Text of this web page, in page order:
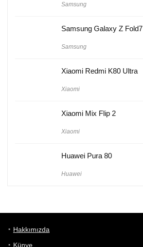
Samsung
Samsung Galaxy Z Fold7
Samsung
Xiaomi Redmi K80 Ultra
Xiaomi
Xiaomi Mix Flip 2
Xiaomi
Huawei Pura 80
Huawei
Hakkımızda
Künye